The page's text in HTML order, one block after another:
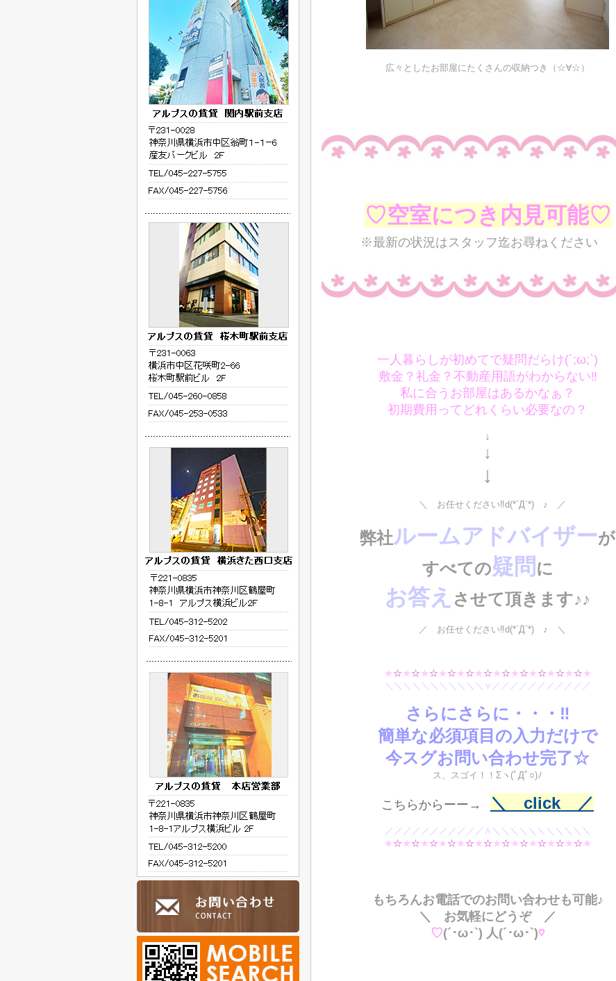
広々としたお部屋にたくさんの収納つき（☆∀☆）
♡空室につき内見可能♡
※最新の状況はスタッフ迄お尋ねください
一人暮らしが初めてで疑問だらけ(´;ω;`)
敷金？礼金？不動産用語がわからない‼
私に合うお部屋はあるかなぁ？
初期費用ってどれくらい必要なの？
↓
↓
↓
＼ お任せください‼d(*´Д`*)ゞ♪ ／
弊社ルームアドバイザーが
すべての疑問 に
お答え させて頂きます♪♪
／ お任せください‼d(*´Д`*)ゞ♪ ＼
★☆★☆★☆★☆★☆★☆★☆★☆★☆★☆★☆★
＼＼＼＼＼＼＼＼＼＼＼∨／／／／／／／／／／／
さらにさらに・・・‼
簡単な必須項目の入力だけで
今スグお問い合わせ完了☆
ス、スゴイ！！Σヽ(ﾟДﾟ○)ﾉ
こちらからーー→ ＼ click ／
／／／／／／／／／／／∧＼＼＼＼＼＼＼＼＼＼＼
★☆★☆★☆★☆★☆★☆★☆★☆★☆★☆★☆★
もちろんお電話でのお問い合わせも可能♪
＼ お気軽にどうぞ ／
♡(´･ω･`) 人(´･ω･`)♡